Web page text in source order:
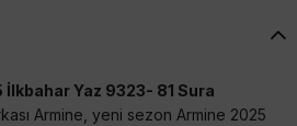
Yaz 9323- 81 Sura
Armine, yeni sezon Armine 2025